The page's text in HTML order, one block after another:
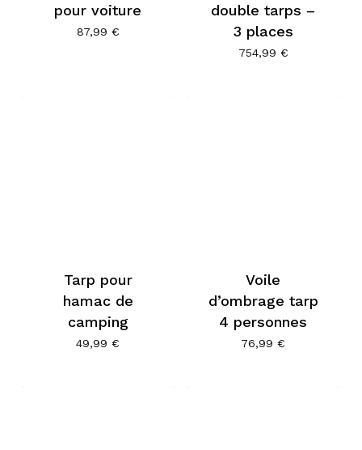
pour voiture
87,99 €
double tarps –
3 places
754,99 €
Tarp pour
hamac de
camping
49,99€
Voile
d’ombrage tarp
4 personnes
76,99€